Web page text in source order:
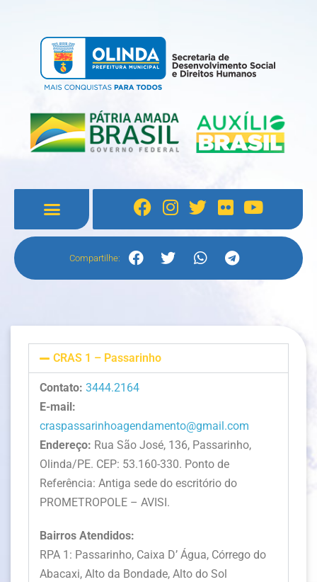
Compartilhe:
CRAS 1 – Passarinho
Contato: 3444.2164
E-mail:
craspassarinhoagendamento@gmail.com
Endereço: Rua São José, 136, Passarinho,
Olinda/PE. CEP: 53.160-330. Ponto de
Referência: Antiga sede do escritório do
PROMETROPOLE – AVISI.
Bairros Atendidos:
RPA 1: Passarinho, Caixa D’ Água, Córrego do
Abacaxi, Alto da Bondade, Alto do Sol